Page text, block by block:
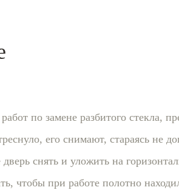
по замене разбитого стекла,
его снимают, стараясь не
снять и уложить на
чтобы при работе полотно